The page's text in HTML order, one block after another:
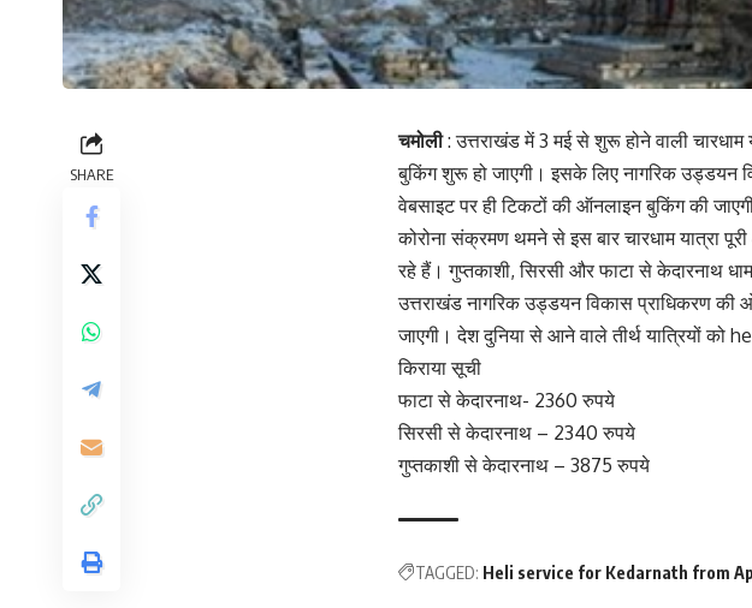
SHARE
चमोली: उत्तराखंड में 3 मई से शुरू होने वाली
बुकिंग शुरू हो जाएगी। इसके लिए नागरिक उड्डयन
वेबसाइट पर ही टिकटों की ऑनलाइन बुकिंग की
कोरोना संक्रमण थमने से इस बार चारधाम यात्रा
रहे हैं। गुप्तकाशी, सिरसी और फाटा से केदारनाथ
उत्तराखंड नागरिक उड्डयन विकास प्राधिकरण
जाएगी। देश दुनिया से आने वाले तीर्थ यात्रियों को
किराया सूची
फाटा से केदारनाथ- 2360 रुपये
सिरसी से केदारनाथ – 2340 रुपये
गुप्तकाशी से केदारनाथ – 3875 रुपये
TAGGED: Heli service for Kedarnath from